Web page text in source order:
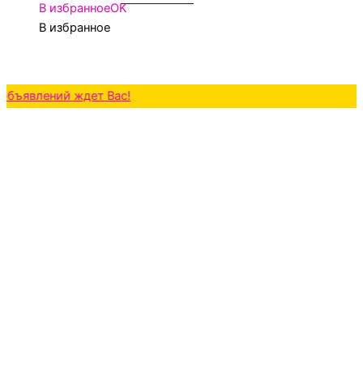
В избранноеOK
В избранное
ждет Вас!